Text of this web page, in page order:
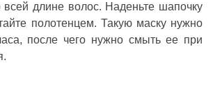
всей длине волос. Наденьте шапочку
полотенцем. Такую маску нужно
после чего нужно смыть ее при